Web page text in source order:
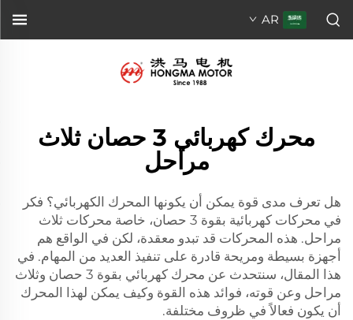
AR
محرك كهربائي 3 حصان ثلاث
مراحل
هل تعرف مدى قوة يمكن أن يكونها المحرك الكهربائي؟ فكر
في محركات كهربائية بقوة 3 حصان، خاصة محركات ثلاث
مراحل. هذه المحركات قد تبدو معقدة، لكن في الواقع هم
أجهزة بسيطة ومريحة قادرة على تنفيذ العديد من المهام. في
هذا المقال، سنتحدث عن محرك كهربائي بقوة 3 حصان وثلاث
مراحل وعن قوته، فوائد هذه القوة وكيف يمكن لهذا المحرك
أن يكون فعالاً في ظروف مختلفة.